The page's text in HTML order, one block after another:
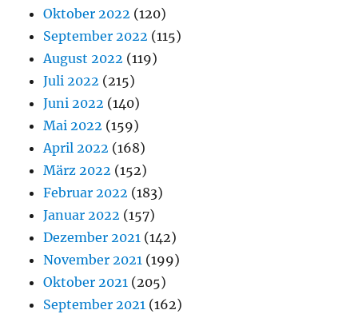
Oktober 2022 (120)
September 2022 (115)
August 2022 (119)
Juli 2022 (215)
Juni 2022 (140)
Mai 2022 (159)
April 2022 (168)
März 2022 (152)
Februar 2022 (183)
Januar 2022 (157)
Dezember 2021 (142)
November 2021 (199)
Oktober 2021 (205)
September 2021 (162)